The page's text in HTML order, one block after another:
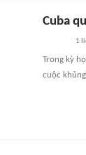
Cuba
1
Trong kỳ
cuộc